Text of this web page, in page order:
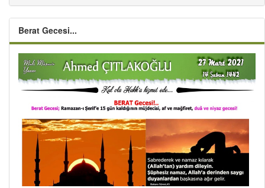
Berat Gecesi...